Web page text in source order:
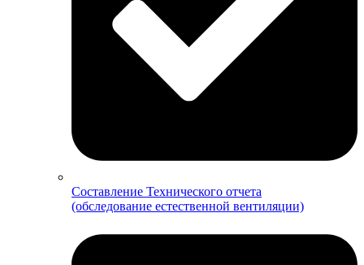
Составление Технического отчета
(обследование естественной вентиляции)